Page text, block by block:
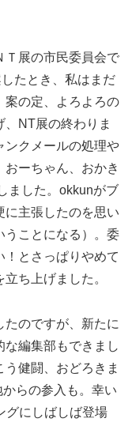
Ｔ展の市民委員会で
たとき、私はまだ
案の定、よろよろの
NT展の終わりま
ンクメールの処理や
ーちゃん、おかき
ました。okkunがブ
に主張したのを思い
うことになる）。委
！とさっぱりやめて
ち上げました。
たのですが、新たに
な編集部もできまし
健闘、おどろきま
らの参入も。幸い
グにしばしば登場